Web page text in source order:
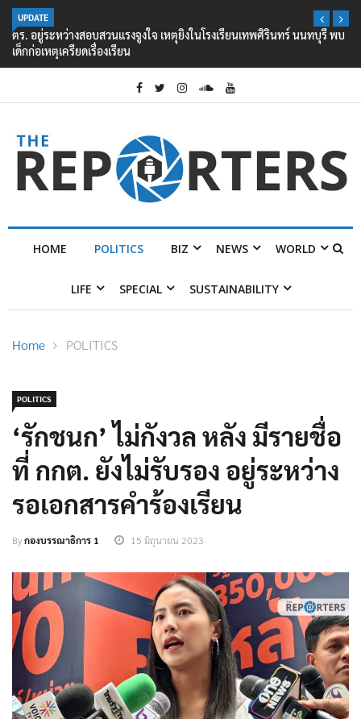
UPDATE
ตร. อยู่ระหว่างสอบสวนแรงจูงใจ เหตุยิงในโรงเรียนเทพศิรินทร์ นนทบุรี พบ
เด็กก่อเหตุเครียดเรื่องเรียน
HOME POLITICS BIZ NEWS WORLD
LIFE SPECIAL SUSTAINABILITY
Home POLITICS
POLITICS
‘รักชนก’ ไม่กังวล หลัง มีรายชื่อ
ที่ กกต. ยังไม่รับรอง อยู่ระหว่าง
รอเอกสารคำร้องเรียน
Byกองบรรณาธิการ 1 15 มิถุนายน 2023